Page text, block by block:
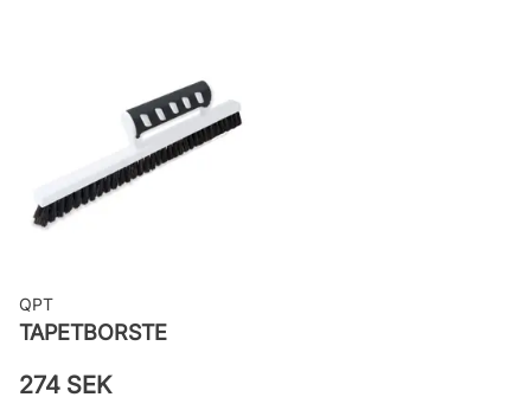
Leverantörens artikelnummer:
302622
QPT
TAPETBORSTE
274 SEK